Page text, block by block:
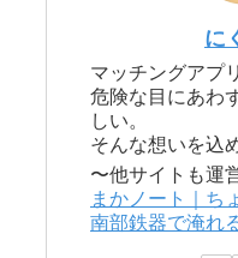
に
マッチングアプ
危険な目にあわ
しい。
そんな想いを込
〜他サイトも運
まかノート｜ち
南部鉄器で淹れ